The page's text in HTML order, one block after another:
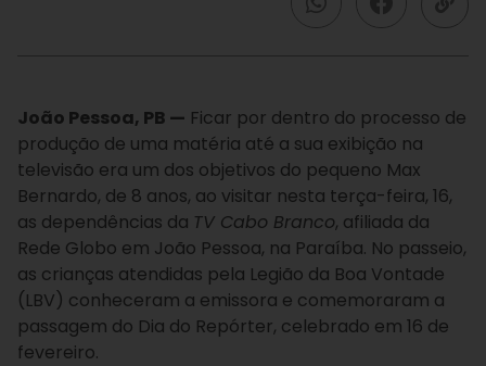
João Pessoa, PB — Ficar por dentro do processo de
produção de uma matéria até a sua exibição na
televisão era um dos objetivos do pequeno Max
Bernardo, de 8 anos, ao visitar nesta terça-feira, 16,
as dependências da TV Cabo Branco, afiliada da
Rede Globo em João Pessoa, na Paraíba. No passeio,
as crianças atendidas pela Legião da Boa Vontade
(LBV) conheceram a emissora e comemoraram a
passagem do Dia do Repórter, celebrado em 16 de
fevereiro.